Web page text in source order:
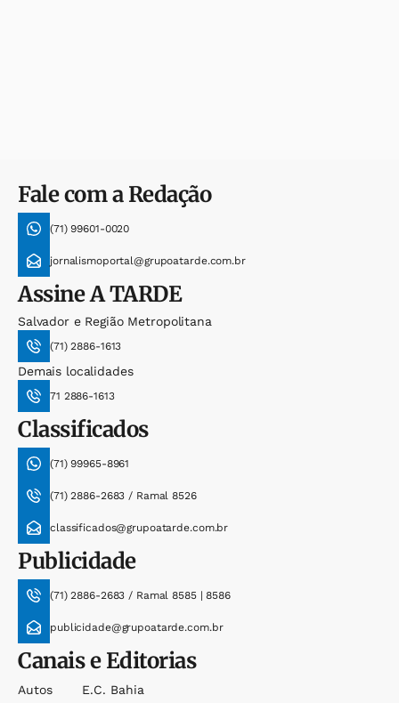
Fale com a Redação
(71) 99601-0020
jornalismoportal@grupoatarde.com.br
AssineA TARDE
Salvador e Região Metropolitana
(71) 2886-1613
Demais localidades
71 2886-1613
Classificados
(71) 99965-8961
(71) 2886-2683 / Ramal 8526
classificados@grupoatarde.com.br
Publicidade
(71) 2886-2683 / Ramal 8585 | 8586
publicidade@grupoatarde.com.br
Canais e Editorias
Autos
E.c. Bahia